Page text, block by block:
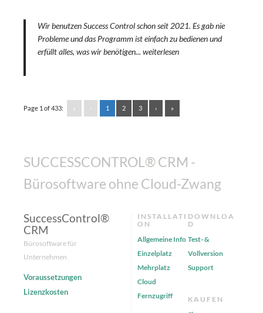
Wir benutzen Success Control schon seit 2021. Es gab nie
Probleme und das Programm ist einfach zu bedienen und
erfüllt alles, was wir benötigen... weiterlesen
Page 1 of 433: « ‹ 1 2 3 › »
SUCCESSCONTROL® CRM -
Bürosoftware ohne Cloud-Zwang
SuccessControl®
CRM
Bürosoftware für
Unternehmen
Voraussetzungen
Lizenzkosten
INSTALLATI
ON
Allgemeine Info
Einzelplatz
Mehrplatz
Cloud
Fernzugriff
DOWNLOA
D
Test- &
Vollversion
Support
KAUFEN